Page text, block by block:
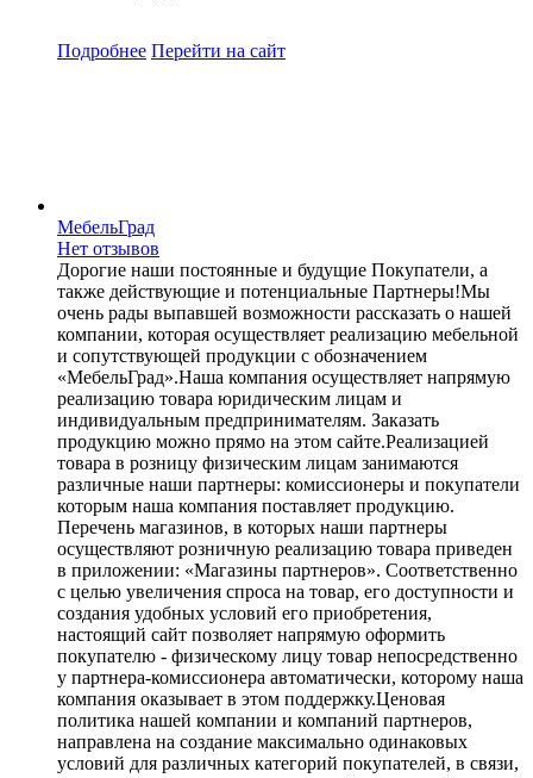
Подробнее Перейти на сайт
МебельГрад
Нет отзывов
Дорогие наши постоянные и будущие Покупатели, а
также действующие и потенциальные Партнеры!Мы
очень рады выпавшей возможности рассказать о нашей
компании, которая осуществляет реализацию мебельной
и сопутствующей продукции с обозначением
«МебельГрад».Наша компания осуществляет напрямую
реализацию товара юридическим лицам и
индивидуальным предпринимателям. Заказать
продукцию можно прямо на этом сайте.Реализацией
товара в розницу физическим лицам занимаются
различные наши партнеры: комиссионеры и покупатели
которым наша компания поставляет продукцию.
Перечень магазинов, в которых наши партнеры
осуществляют розничную реализацию товара приведен
в приложении: «Магазины партнеров». Соответственно
с целью увеличения спроса на товар, его доступности и
создания удобных условий его приобретения,
настоящий сайт позволяет напрямую оформить
покупателю - физическому лицу товар непосредственно
у партнера-комиссионера автоматически, которому наша
компания оказывает в этом поддержку.Ценовая
политика нашей компании и компаний партнеров,
направлена на создание максимально одинаковых
условий для различных категорий покупателей, в связи,